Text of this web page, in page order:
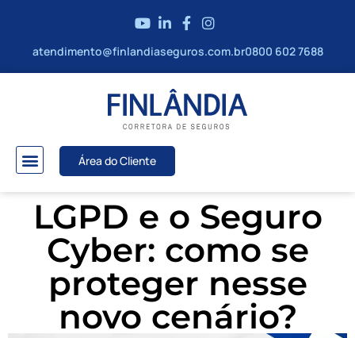
atendimento@finlandiaseguros.com.br0800 602 7688
Área do Cliente
LGPD e o Seguro
Cyber: como se
proteger nesse
novo cenário?